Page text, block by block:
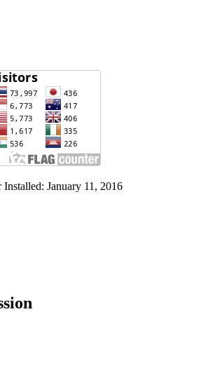
Installed: January 11, 2016